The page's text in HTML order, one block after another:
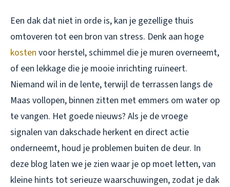
Een dak dat niet in orde is, kan je gezellige thuis
omtoveren tot een bron van stress. Denk aan hoge
kosten voor herstel, schimmel die je muren overneemt,
of een lekkage die je mooie inrichting ruïneert.
Niemand wil in de lente, terwijl de terrassen langs de
Maas vollopen, binnen zitten met emmers om water op
te vangen. Het goede nieuws? Als je de vroege
signalen van dakschade herkent en direct actie
onderneemt, houd je problemen buiten de deur. In
deze blog laten we je zien waar je op moet letten, van
kleine hints tot serieuze waarschuwingen, zodat je dak